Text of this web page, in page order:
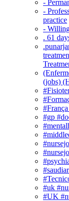
-
-
practice
-
. 61
(jobs)
#gp
#uk
#UK